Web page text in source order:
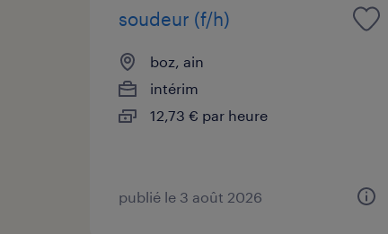
soudeur (f/h)
boz, ain
intérim
12,73 € par heure
publié le 3 août 2026